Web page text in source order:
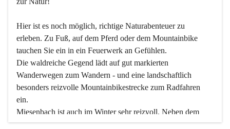
Hier ist es noch möglich, richtige Naturabenteuer zu
erleben. Zu Fuß, auf dem Pferd oder dem Mountainbike
tauchen Sie ein in ein Feuerwerk an Gefühlen.
Die waldreiche Gegend lädt auf gut markierten
Wanderwegen zum Wandern - und eine landschaftlich
besonders reizvolle Mountainbikestrecke zum Radfahren
ein.
Miesenbach ist auch im Winter sehr reizvoll. Neben dem
Eisstockschießen gibt es auf dem nahe gelegenen Unterberg